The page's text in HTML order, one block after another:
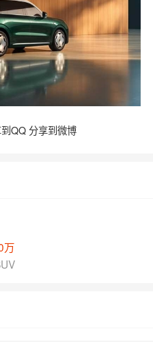
QQ 分享到微博
万